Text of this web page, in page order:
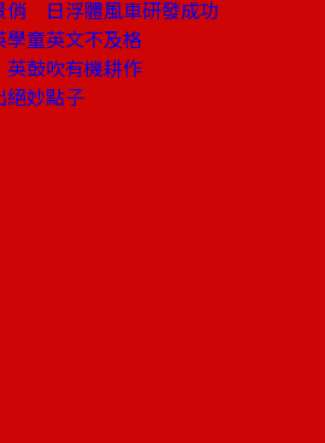
俏 日浮體風車研發成功
童英文不及格
鼓吹有機耕作
妙點子